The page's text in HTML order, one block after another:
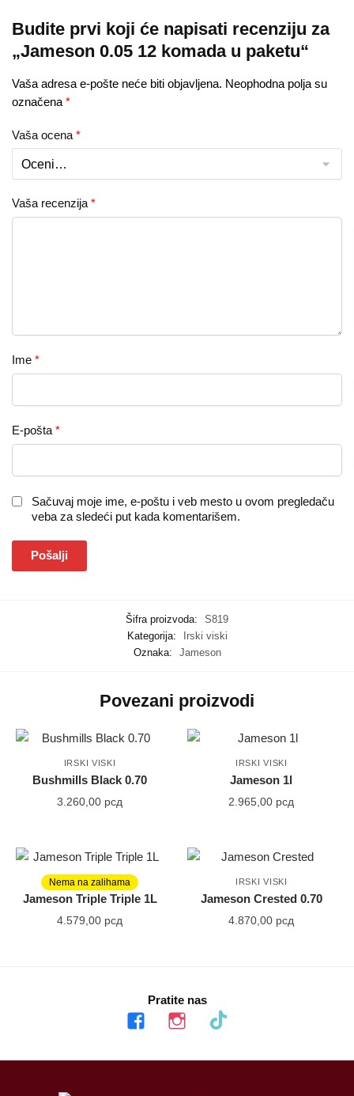
Budite prvi koji će napisati recenziju za
„Jameson 0.05 12 komada u paketu“
Vaša adresa e-pošte neće biti objavljena. Neophodna polja su
označena *
Vaša ocena *
Vaša recenzija*
Ime *
E-pošta*
Sačuvaj moje ime, e-poštu i veb mesto u ovom pregledaču
veba za sledeći put kada komentarišem.
Šifra proizvoda:
S819
Kategorija:
Irski viski
Oznaka:
Jameson
Povezani proizvodi
IRSKI VISKI
Bushmills Black 0.70
3.260,00 рсд
IRSKI VISKI
Jameson 1l
2.965,00 рсд
Nema na zalihama
IRSKI VISKI
Jameson Triple Triple 1L
4.579,00 рсд
IRSKI VISKI
Jameson Crested 0.70
4.870,00 рсд
Pratite nas
facebook instagram tiktok